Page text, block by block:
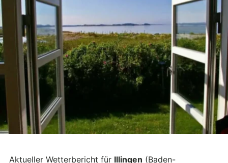
Aktueller Wetterbericht für Illingen (Baden-